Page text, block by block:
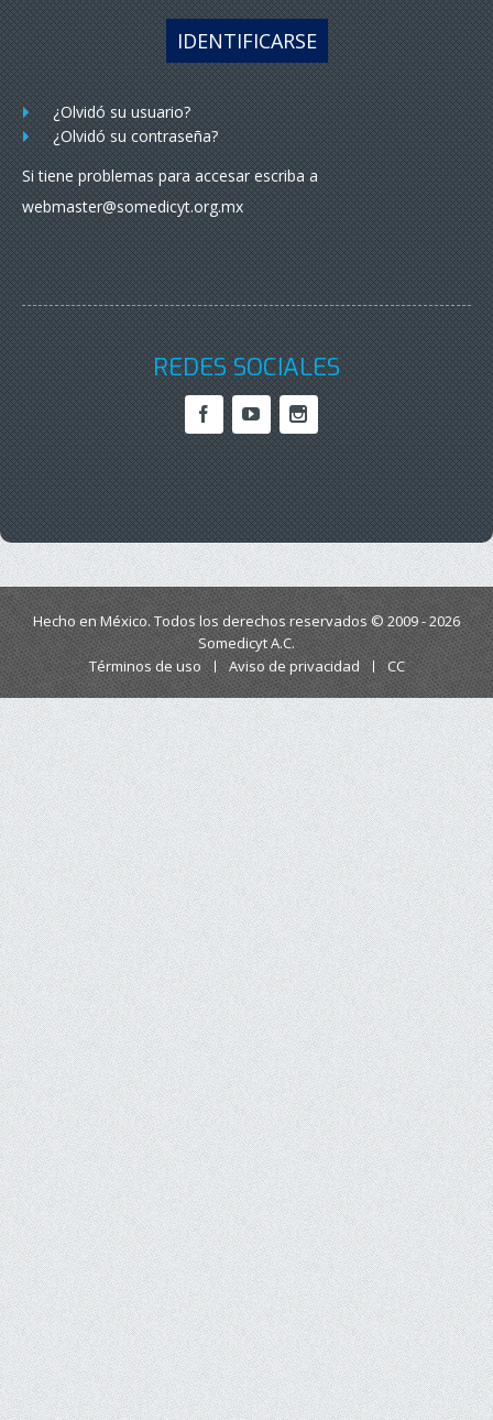
IDENTIFICARSE
¿Olvidó su usuario?
¿Olvidó su contraseña?
Si tiene problemas para accesar escriba a
webmaster@somedicyt.org.mx
REDES SOCIALES
Hecho en México. Todos los derechos reservados © 2009 - 2026
Somedicyt A.C.
Términos de uso
Aviso de privacidad CC